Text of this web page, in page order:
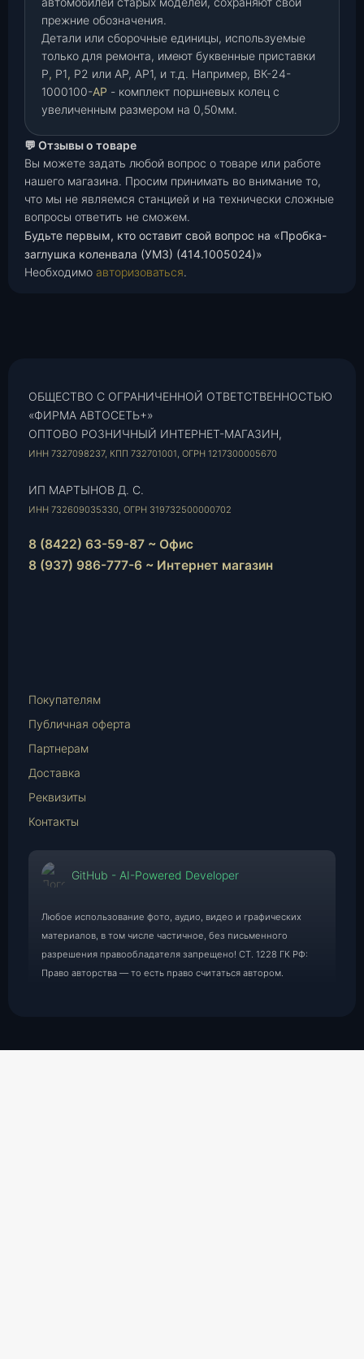
прежние обозначения.
Детали или сборочные единицы, используемые
только для ремонта, имеют буквенные приставки
Р, Р1, Р2 или АР, АР1, и т.д. Например, ВК-24-
1000100-АР - комплект поршневых колец с
увеличенным размером на 0,50мм.
💬 Отзывы о товаре
Вы можете задать любой вопрос о товаре или работе
нашего магазина. Просим принимать во внимание то,
что мы не являемся станцией и на технически сложные
вопросы ответить не сможем.
Будьте первым, кто оставит свой вопрос на «Пробка-
заглушка коленвала (УМЗ) (414.1005024)»
Необходимо авторизоваться.
ОБЩЕСТВО С ОГРАНИЧЕННОЙ ОТВЕТСТВЕННОСТЬЮ
«ФИРМА АВТОСЕТЬ+»
ОПТОВО РОЗНИЧНЫЙ ИНТЕРНЕТ-МАГАЗИН,
ИНН 7327098237, КПП 732701001, ОГРН 1217300005670
ИП МАРТЫНОВ Д. С.
ИНН 732609035330, ОГРН 319732500000702
8 (8422) 63-59-87 ~ Офис
8 (937) 986-777-6 ~ Интернет магазин
Mail
Покупателям
Публичная оферта
Партнерам
Доставка
Реквизиты
Контакты
GitHub - AI-Powered Developer
Любое использование фото, аудио, видео и графических
материалов, в том числе частичное, без письменного
разрешения правообладателя запрещено! СТ. 1228 ГК РФ:
Право авторства — то есть право считаться автором.